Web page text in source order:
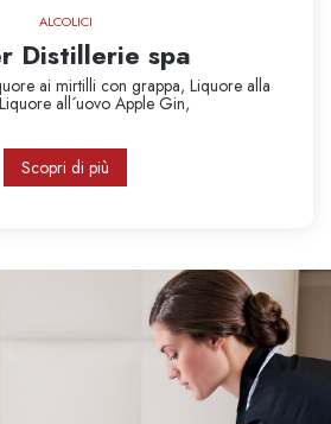
ALCOLICI
Distillerie spa
ai mirtilli con grappa, Liquore alla
Liquore all´uovo Apple Gin,
Scopri di più